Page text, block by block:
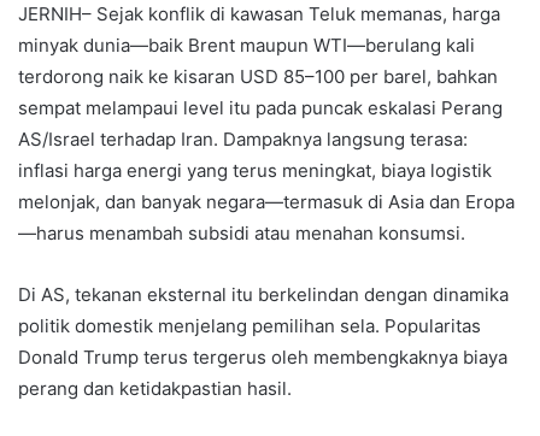
JERNIH– Sejak konflik di kawasan Teluk memanas, harga
minyak dunia—baik Brent maupun WTI—berulang kali
terdorong naik ke kisaran USD 85–100 per barel, bahkan
sempat melampaui level itu pada puncak eskalasi Perang
AS/Israel terhadap Iran. Dampaknya langsung terasa:
inflasi harga energi yang terus meningkat, biaya logistik
melonjak, dan banyak negara—termasuk di Asia dan Eropa
—harus menambah subsidi atau menahan konsumsi.
Di AS, tekanan eksternal itu berkelindan dengan dinamika
politik domestik menjelang pemilihan sela. Popularitas
Donald Trump terus tergerus oleh membengkaknya biaya
perang dan ketidakpastian hasil.